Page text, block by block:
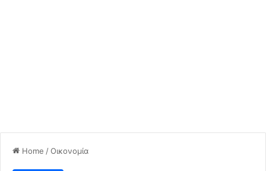
Home /Οικονομία